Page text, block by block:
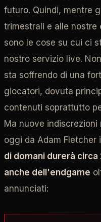
futuro. Quindi, mentre
trimestrali e alle nostre
sono le cose su cui ci
nostro servizio live.
sta soffrendo di una
giocatori, dovuta
contenuti soprattutto
Ma nuove
oggi da Adam
di domani durerà circa
anche dell'endgame
annunciati: